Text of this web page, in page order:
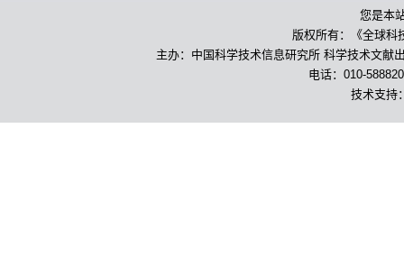
您是本
版权所有：《全球科
主办：中国科学技术信息研究所 科学技术文献
电话：010-
技术支持